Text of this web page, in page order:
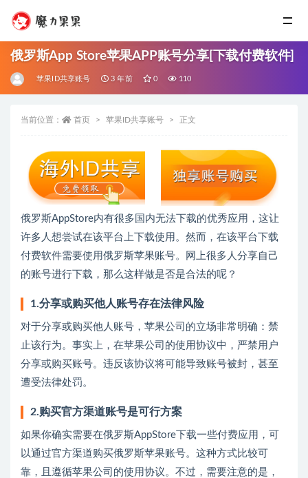
俄罗斯App Store苹果APP账号分享[下载付费软件]
苹果ID共享账号 3 年前 0 110
当前位置： 首页 苹果ID共享账号 正文
俄罗斯AppStore内有很多国内无法下载的优秀应用，这让
许多人想尝试在该平台上下载使用。然而，在该平台下载
付费软件需要使用俄罗斯苹果账号。网上很多人分享自己
的账号进行下载，那么这样做是否是合法的呢？
1.分享或购买他人账号存在法律风险
对于分享或购买他人账号，苹果公司的立场非常明确：禁
止该行为。事实上，在苹果公司的使用协议中，严禁用户
分享或购买账号。违反该协议将可能导致账号被封，甚至
遭受法律处罚。
2.购买官方渠道账号是可行方案
如果你确实需要在俄罗斯AppStore下载一些付费应用，可
以通过官方渠道购买俄罗斯苹果账号。这种方式比较可
靠，且遵循苹果公司的使用协议。不过，需要注意的是，